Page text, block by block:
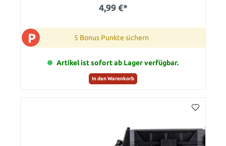
4,99 €*
P 5 Bonus Punkte sichern
Artikel ist sofort ab Lager verfügbar.
In den Warenkorb